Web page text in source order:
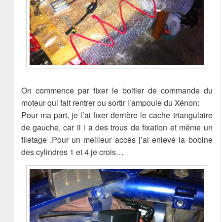
On commence par fixer le boitier de commande du
moteur qui fait rentrer ou sortir l’ampoule du Xénon:
Pour ma part, je l’ai fixer derrière le cache triangulaire
de gauche, car il i a des trous de fixation et même un
filetage .Pour un meilleur accès j’ai enlevé la bobine
des cylindres 1 et 4 je crois…